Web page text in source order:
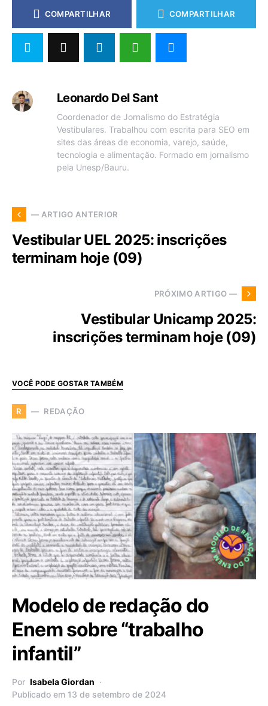
COMPARTILHAR COMPARTILHAR
Leonardo Del Sant
Coordenador de Jornalismo do Estratégia
Vestibulares. Trabalhou com escrita para SEO em
sites das áreas de economia, varejo, saúde,
tecnologia e alimentação. Formado em jornalismo
pela Unesp/Bauru.
— ARTIGO ANTERIOR
Vestibular UEL 2025: inscrições
terminam hoje (09)
PRÓXIMO ARTIGO —
Vestibular Unicamp 2025:
inscrições terminam hoje (09)
VOCÊ PODE GOSTAR TAMBÉM
R REDAÇÃO
Modelo de redação do
Enem sobre “trabalho
infantil”
Por Isabela Giordan
Publicado em 13 de setembro de 2024